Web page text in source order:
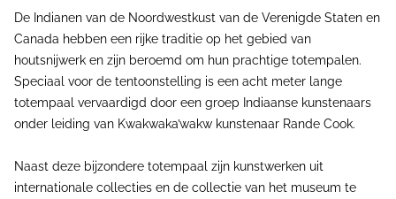
De Indianen van de Noordwestkust van de Verenigde Staten en
Canada hebben een rijke traditie op het gebied van
houtsnijwerk en zijn beroemd om hun prachtige totempalen.
Speciaal voor de tentoonstelling is een acht meter lange
totempaal vervaardigd door een groep Indiaanse kunstenaars
onder leiding van Kwakwaka’wakw kunstenaar Rande Cook.
Naast deze bijzondere totempaal zijn kunstwerken uit
internationale collecties en de collectie van het museum te